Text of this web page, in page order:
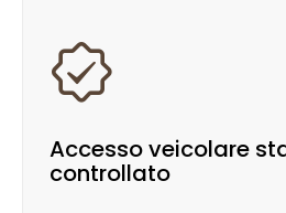

Accesso veicolare
controllato